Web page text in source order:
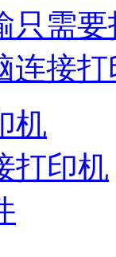
只需
连接
机
打印机